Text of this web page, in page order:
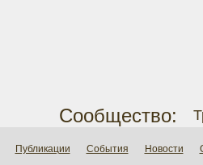
Сообщество:
Публикации События Новости